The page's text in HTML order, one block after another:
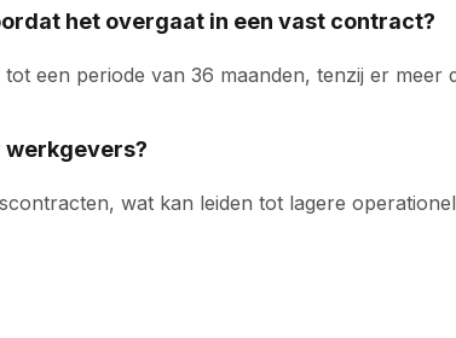
het overgaat in een vast contract?
een periode van 36 maanden, tenzij er meer
werkgevers?
wat kan leiden tot lagere